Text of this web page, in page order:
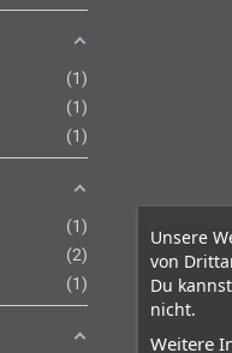
Unsere
von
Du
nicht.
Weitere
1
1
1
1
2
1